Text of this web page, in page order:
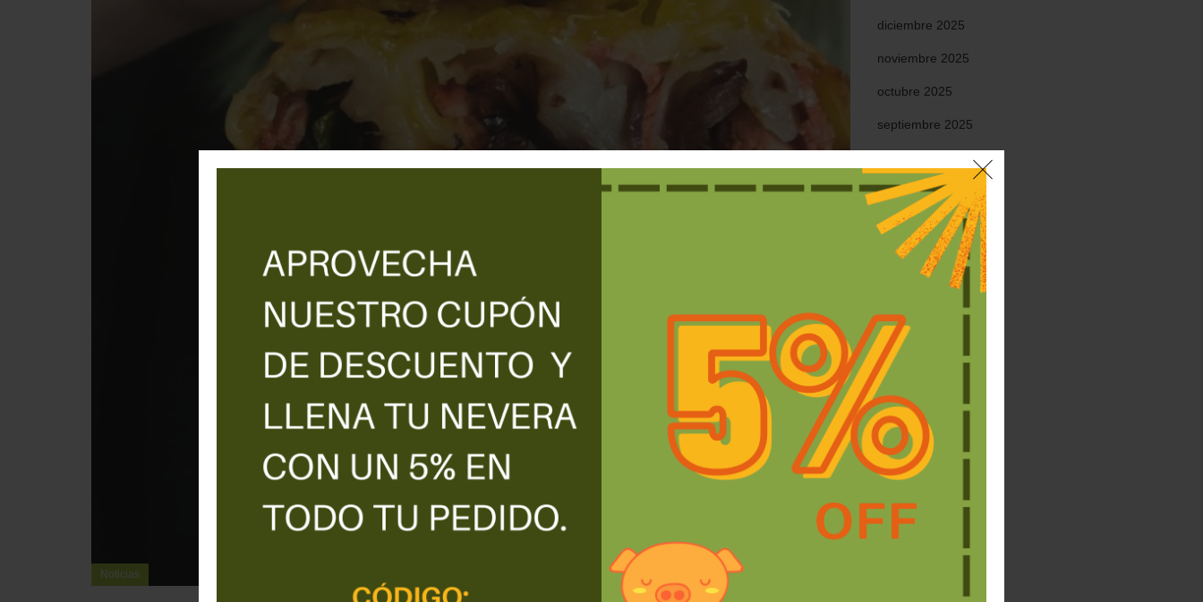
Noticias
diciembre 2025
noviembre 2025
octubre 2025
septiembre 2025
abril 2025
marzo 2025
febrero 2025
noviembre 2024
octubre 2024
septiembre 2024
julio 2024
junio 2024
abril 2024
febrero 2024
noviembre 2023